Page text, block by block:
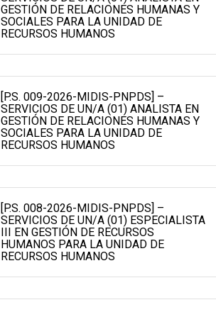
GESTIÓN DE RELACIONES HUMANAS Y
SOCIALES PARA LA UNIDAD DE
RECURSOS HUMANOS
[P.S. 009-2026-MIDIS-PNPDS] –
SERVICIOS DE UN/A (01) ANALISTA EN
GESTIÓN DE RELACIONES HUMANAS Y
SOCIALES PARA LA UNIDAD DE
RECURSOS HUMANOS
[P.S. 008-2026-MIDIS-PNPDS] –
SERVICIOS DE UN/A (01) ESPECIALISTA
III EN GESTIÓN DE RECURSOS
HUMANOS PARA LA UNIDAD DE
RECURSOS HUMANOS